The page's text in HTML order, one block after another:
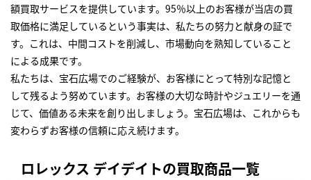
額買取サービスを提供しています。95％以上のお客様が当店の買
取価格に満足しているという事実は、私たちの努力と献身の証で
す。これは、中間コストを削減し、市場動向を熟知していること
による成果です。
私たちは、宝石広場でのご経験が、お客様にとって特別な記憶と
して残るよう努めています。お客様の大切な時計やジュエリーを通
じて、価値ある未来を創り出しましょう。宝石広場は、これからも
変わらずお客様の信頼に応え続けます。
ロレックス デイデイトの買取商品一覧